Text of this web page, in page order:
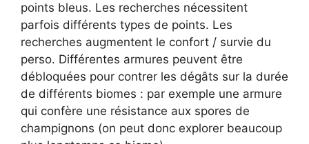
points bleus. Les recherches nécessitent
parfois différents types de points. Les
recherches augmentent le confort / survie du
perso. Différentes armures peuvent être
débloquées pour contrer les dégâts sur la durée
de différents biomes : par exemple une armure
qui confère une résistance aux spores de
champignons (on peut donc explorer beaucoup